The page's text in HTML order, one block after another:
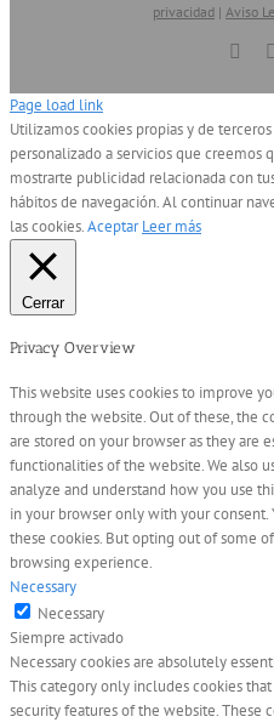
privacidad | Aviso
Page load link
Utilizamos cookies propias y de
personalizado a servicios que creemos
mostrarte publicidad relacionada con
hábitos de navegación. Al continuar
las cookies.Aceptar Leer más
Cerrar
Privacy Overview
This website uses cookies to improve
through the website. Out of these, the
are stored on your browser as they are
functionalities of the website. We also
analyze and understand how you use
in your browser only with your
these cookies. But opting out of some
browsing experience.
Necessary
Necessary
Siempre activado
Necessary cookies are absolutely
This category only includes cookies
security features of the website. These